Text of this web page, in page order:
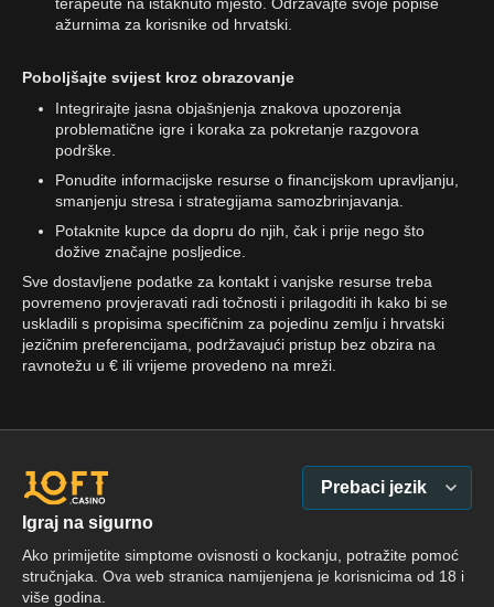
ažurnima za korisnike od hrvatski.
Poboljšajte svijest kroz obrazovanje
Integrirajte jasna objašnjenja znakova upozorenja
problematične igre i koraka za pokretanje razgovora
podrške.
Ponudite informacijske resurse o financijskom upravljanju,
smanjenju stresa i strategijama samozbrinjavanja.
Potaknite kupce da dopru do njih, čak i prije nego što
dožive značajne posljedice.
Sve dostavljene podatke za kontakt i vanjske resurse treba
povremeno provjeravati radi točnosti i prilagoditi ih kako bi se
uskladili s propisima specifičnim za pojedinu zemlju i hrvatski
jezičnim preferencijama, podržavajući pristup bez obzira na
ravnotežu u € ili vrijeme provedeno na mreži.
Igraj na sigurno
Ako primijetite simptome ovisnosti o kockanju, potražite pomoć
stručnjaka. Ova web stranica namijenjena je korisnicima od 18 i
više godina.
Prebaci jezik